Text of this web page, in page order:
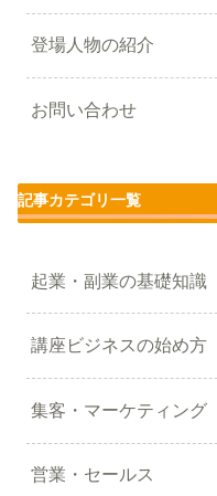
登場人物の紹介
お問い合わせ
記事カテゴリ一覧
起業・副業の基礎知識
講座ビジネスの始め方
集客・マーケティング
営業・セールス